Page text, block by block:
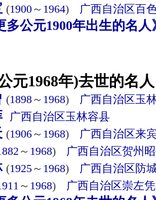
(1900～ 1964) 广西自治区百
多公元1900年出生的名人
1968年)去世的名
(1898～ 1968) 广西自治区玉
广西自治区玉林容县
(1906～ 1968) 广西自治区来
～ 1968) 广西自治区贺州
(1925～ 1968) 广西自治区防
～ 1968) 广西自治区崇左